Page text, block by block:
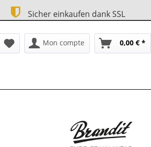
Sicher einkaufen dank SSL
Mon compte 0,00 € *